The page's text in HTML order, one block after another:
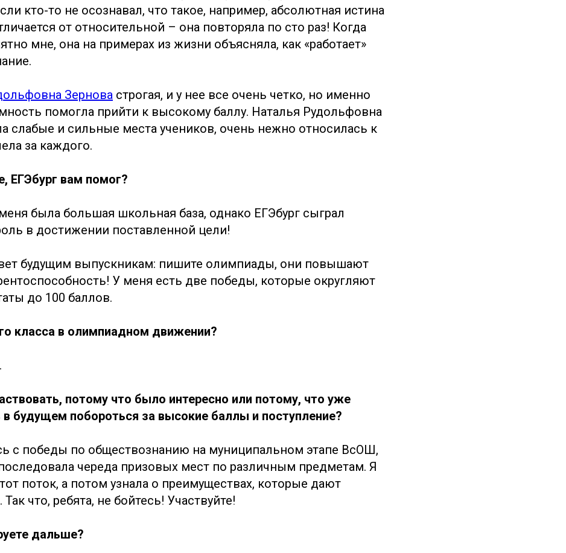
кто-то не осознавал, что такое, например, абсолютная истина
от относительной – она повторяла по сто раз! Когда
мне, она на примерах из жизни объясняла, как «работает»
Зернова строгая, и у нее все очень четко, но именно
помогла прийти к высокому баллу. Наталья Рудольфовна
слабые и сильные места учеников, очень нежно относилась к
за каждого.
ЕГЭбург вам помог?
была большая школьная база, однако ЕГЭбург сыграл
в достижении поставленной цели!
будущим выпускникам: пишите олимпиады, они повышают
У меня есть две победы, которые округляют
до 100 баллов.
класса в олимпиадном движении?
потому что было интересно или потому, что уже
в будущем побороться за высокие баллы и поступление?
с победы по обществознанию на муниципальном этапе ВсОШ,
череда призовых мест по различным предметам. Я
поток, а потом узнала о преимуществах, которые дают
что, ребята, не бойтесь! Участвуйте!
дальше?